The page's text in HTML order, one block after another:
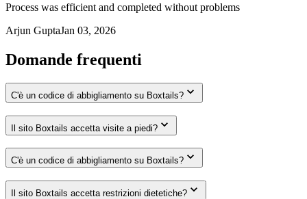
Process was efficient and completed without problems
Arjun GuptaJan 03, 2026
Domande frequenti
C'è un codice di abbigliamento su Boxtails?
Il sito Boxtails accetta visite a piedi?
C'è un codice di abbigliamento su Boxtails?
Il sito Boxtails accetta restrizioni dietetiche?